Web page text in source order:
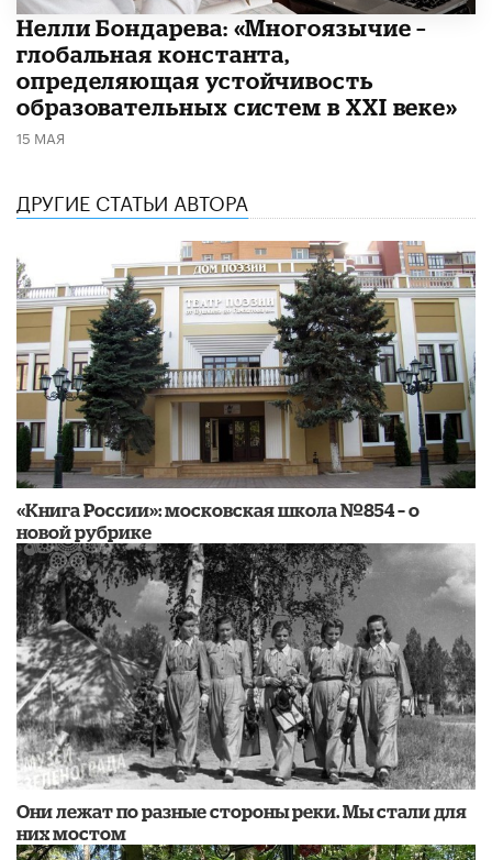
​Нелли Бондарева: «Многоязычие –
глобальная константа,
определяющая устойчивость
образовательных систем в XXI веке»
15 МАЯ
ДРУГИЕ СТАТЬИ АВТОРА
«Книга России»: московская школа №854 – о
новой рубрике
Они лежат по разные стороны реки. Мы стали для
них мостом